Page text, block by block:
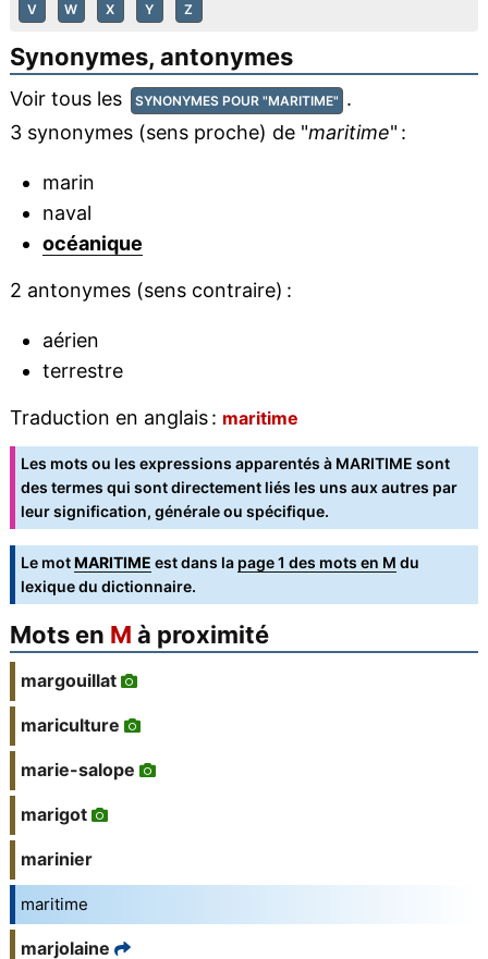
V W X Y Z
Synonymes, antonymes
Voir tous les SYNONYMES POUR "MARITIME" .
3 synonymes (sens proche) de "maritime" :
marin
naval
océanique
2 antonymes (sens contraire) :
aérien
terrestre
Traduction en anglais : maritime
Les mots ou les expressions apparentés à MARITIME sont
des termes qui sont directement liés les uns aux autres par
leur signification, générale ou spécifique.
Le motMARITIME est dans la page 1 des mots en M du
lexique du dictionnaire.
Mots en M à proximité
margouillat
mariculture
marie-salope
marigot
marinier
maritime
marjolaine